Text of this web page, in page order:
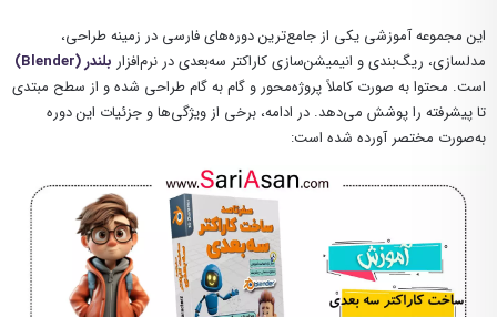
این مجموعه آموزشی یکی از جامع‌ترین دوره‌های فارسی در زمینه طراحی،
مدلسازی، ریگ‌بندی و انیمیشن‌سازی کاراکتر سه‌بعدی در نرم‌افزار بلندر (Blender)
است. محتوا به صورت کاملاً پروژه‌محور و گام به گام طراحی شده و از سطح مبتدی
تا پیشرفته را پوشش می‌دهد. در ادامه، برخی از ویژگی‌ها و جزئیات این دوره
به‌صورت مختصر آورده شده است: